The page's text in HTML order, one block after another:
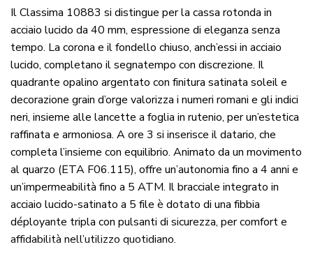
Il Classima 10883 si distingue per la cassa rotonda in
acciaio lucido da 40 mm, espressione di eleganza senza
tempo. La corona e il fondello chiuso, anch’essi in acciaio
lucido, completano il segnatempo con discrezione. Il
quadrante opalino argentato con finitura satinata soleil e
decorazione grain d’orge valorizza i numeri romani e gli indici
neri, insieme alle lancette a foglia in rutenio, per un’estetica
raffinata e armoniosa. A ore 3 si inserisce il datario, che
completa l’insieme con equilibrio. Animato da un movimento
al quarzo (ETA F06.115), offre un’autonomia fino a 4 anni e
un’impermeabilità fino a 5 ATM. Il bracciale integrato in
acciaio lucido-satinato a 5 file è dotato di una fibbia
déployante tripla con pulsanti di sicurezza, per comfort e
affidabilità nell’utilizzo quotidiano.